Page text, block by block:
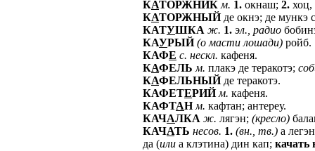
КАТОРЖНИК м. 1. окнаш; 2. хоц,
КАТОРЖНЫЙде окнэ; де мункэ
КАТУШКА ж. 1. эл., радио
КАУРЫЙ (о масти лошади) ройб.
КАФЕ с. нескл. кафеня.
КАФЕЛЬ м. плакэ де теракотэ;
КАФЕЛЬНЫЙде теракотэ.
КАФЕТЕРИЙ м. кафеня.
КАФТАН м. кафтан; антереу.
КАЧАЛКА ж. лягэн; (кресло)
КАЧАТЬ несов. 1. (вн., тв.) а
да (или а клэтина) дин кап; качать